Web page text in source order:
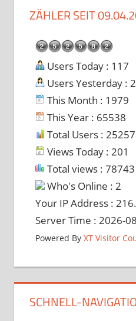
ZÄHLER SEIT
Users Today : 117
Users Yesterday :
This Month : 1979
This Year : 65538
Total Users :
Views Today : 201
Total views :
Who's Online : 2
Your IP Address :
Server Time : 2026-
Powered By XT Visitor
SCHNELL-